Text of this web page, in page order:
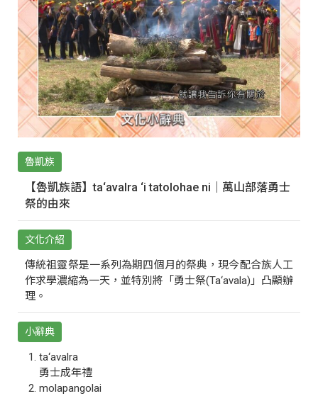
魯凱族
【魯凱族語】ta‘avalra ‘i tatolohae ni｜萬山部落勇士
祭的由來
文化介紹
傳統祖靈祭是一系列為期四個月的祭典，現今配合族人工
作求學濃縮為一天，並特別將「勇士祭(Ta‘avala)」凸顯辦
理。
小辭典
ta‘avalra
勇士成年禮
molapangolai